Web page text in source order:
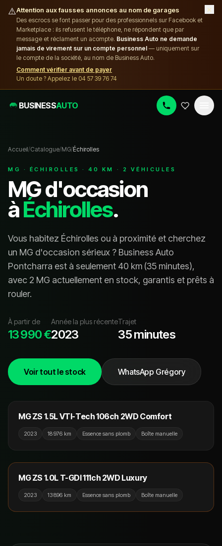
⚠️Attention aux fausses annonces au nom de garages
Des escrocs se font passer pour des professionnels sur Facebook et
Marketplace : ils refusent le téléphone, ne répondent que par
message et réclament un acompte. Business Auto ne demande
jamais de virement sur un compte personnel — uniquement sur
le compte de la société, au nom de Business Auto.
Comment vérifier avant de payer
Un doute ? Appelez le 04 57 39 76 74
×
BUSINESSAUTO
Accueil/Catalogue/MG/Échirolles
MG · ÉCHIROLLES ·40 KM · 2 VÉHICULE S
MGd'occasion
àÉchirolles.
Vous habitez Échirolles ou à proximité et cherchez
un MG d'occasion sérieux ? Business Auto
Pontcharra est à seulement 40 km (35 minutes),
avec 2 MG actuellement en stock, garantis et prêts à
rouler.
À partir de
13 990 €
Année la plus récente
2023
Trajet
35 minutes
Voir tout le stock
WhatsApp Grégory
13 990 €
MG ZS 1.5L VTI-Tech 106ch 2WD Comfort
2023 18 976 km Essence sans plomb Boîte manuelle
RÉSERVÉ
15 990 €
MG ZS 1.0L T-GDI 111ch 2WD Luxury
2023 13 896 km Essence sans plomb Boîte manuelle